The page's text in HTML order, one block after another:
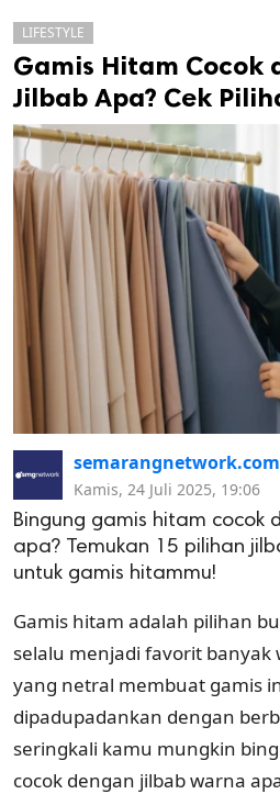
cipta.
LIFESTYLE
Gamis Hitam Cocok
Jilbab Apa? Cek
semarangnetwork.com
Kamis, 24 Juli 2025, 19:06
Bingung gamis hitam cocok
apa? Temukan 15 pilihan
untuk gamis hitammu!
Gamis hitam adalah pilihan
selalu menjadi favorit
yang netral membuat gamis
dipadupadankan dengan
seringkali kamu mungkin
cocok dengan jilbab warna